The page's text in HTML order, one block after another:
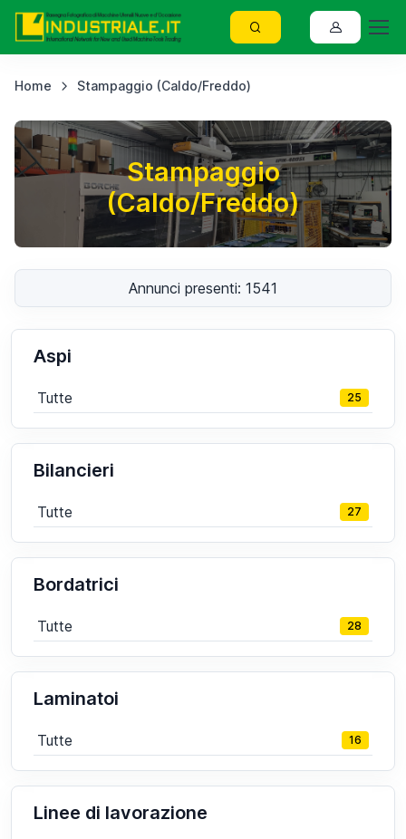
Home Stampaggio (Caldo/Freddo)
Stampaggio
(Caldo/Freddo)
Annunci presenti: 1541
Aspi
Tutte 25
Bilancieri
Tutte 27
Bordatrici
Tutte 28
Laminatoi
Tutte 16
Linee di lavorazione